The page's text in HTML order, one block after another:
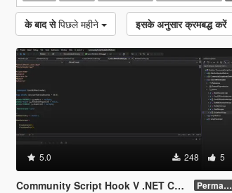
के बाद से पिछले महीने इसके अनुसार क्रमबद्ध करें
5.0 248 5
Community Script Hook V .NET Core for Legacy & Enhanced [ .NET Core ] Permanent Link